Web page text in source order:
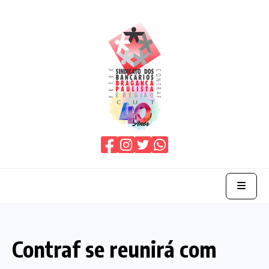
O Sindicato
Contraf se reunirá com